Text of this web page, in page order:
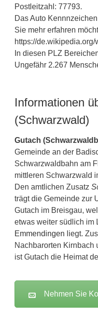
Postleitzahl: 77793.
Das Auto
Sie mehr erfahren
https://
In diesen PLZ
Ungefähr 2.267
Informationen
(Schwarzwald)
Gutach
Gemeinde an der
Schwarzwaldbahn am
mittleren Schwarzwald
Den amtlichen Zusatz
trägt die Gemeinde zur
Gutach im Breisgau,
etwas weiter südlich im
Emmendingen liegt.
Nachbarorten Kirnbach
ist Gutach die Heimat
Nehmen Sie